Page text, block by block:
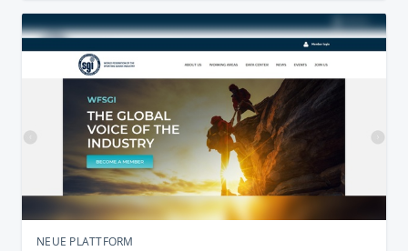
NEUE PLATTFORM